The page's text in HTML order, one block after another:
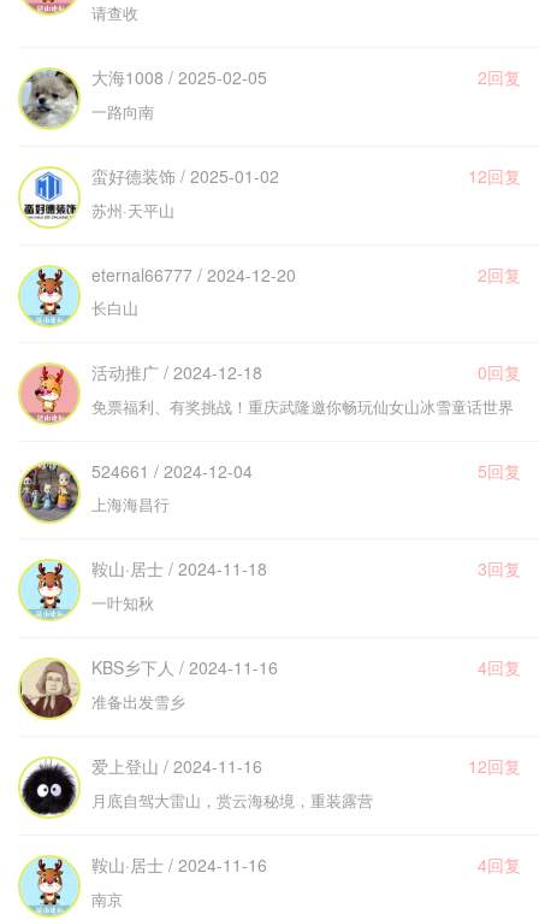
请查收
大海1008 / 2025-02-05 2回复
一路向南
蛮好德装饰 / 2025-01-02 12回复
苏州·天平山
eternal66777 / 2024-12-20 2回复
长白山
活动推广 / 2024-12-18 0回复
免票福利、有奖挑战！重庆武隆邀你畅玩仙女山冰雪童话世界
524661 / 2024-12-04 5回复
上海海昌行
鞍山·居士 / 2024-11-18 3回复
一叶知秋
KBS乡下人 / 2024-11-16 4回复
准备出发雪乡
爱上登山 / 2024-11-16 12回复
月底自驾大雷山，赏云海秘境，重装露营
鞍山·居士 / 2024-11-16 4回复
南京